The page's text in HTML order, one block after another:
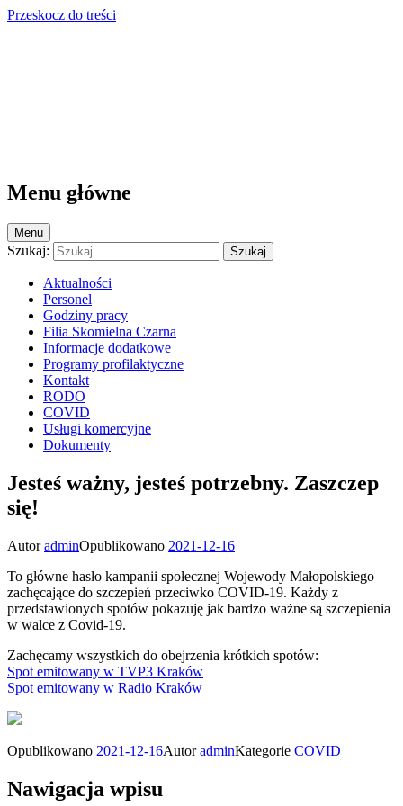
Przeskocz do treści
Menu główne
Menu
Szukaj:
Aktualności
Personel
Godziny pracy
Filia Skomielna Czarna
Informacje dodatkowe
Programy profilaktyczne
Kontakt
RODO
COVID
Usługi komercyjne
Dokumenty
Jesteś ważny, jesteś potrzebny. Zaszczep
się!
AutoradminOpublikowano 2021-12-16
To główne hasło kampanii społecznej Wojewody Małopolskiego
zachęcające do szczepień przeciwko COVID-19. Każdy z
przedstawionych spotów pokazuję jak bardzo ważne są szczepienia
w walce z Covid-19.
Zachęcamy wszystkich do obejrzenia krótkich spotów:
Spot emitowany w TVP3 Kraków
Spot emitowany w Radio Kraków
Opublikowano 2021-12-16AutoradminKategorie COVID
Nawigacja wpisu